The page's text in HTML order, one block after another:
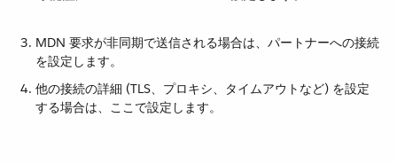
MDN 要求が非同期で送信される場合は、パートナーへの接続
を設定します。
他の接続の詳細 (TLS、プロキシ、タイムアウトなど) を設定
する場合は、ここで設定します。